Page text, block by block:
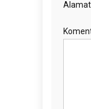
Alamat